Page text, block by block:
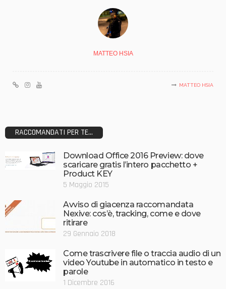
MATTEO HSIA
MATTEO HSIA
RACCOMANDATI PER TE...
Download Office 2016 Preview: dove
scaricare gratis l’intero pacchetto +
Product KEY
5 Maggio 2015
Avviso di giacenza raccomandata
Nexive: cos’è, tracking, come e dove
ritirare
29 Gennaio 2018
Come trascrivere file o traccia audio di un
video Youtube in automatico in testo e
parole
1 Dicembre 2016